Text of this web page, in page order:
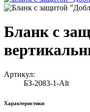
Бланк с
Артикул:
БЗ-2083-1-Alt
Характеристики